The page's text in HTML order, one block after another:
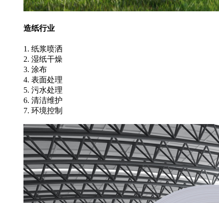
造纸行业
1. 纸浆喷洒
2. 湿纸干燥
3. 涂布
4. 表面处理
5. 污水处理
6. 清洁维护
7. 环境控制